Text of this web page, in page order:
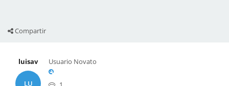
Compartir
luisav
LU
Usuario Novato